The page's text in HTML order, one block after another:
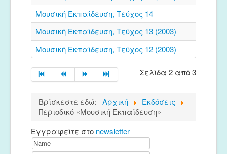
Μουσική Εκπαίδευση, Τεύχος 14
Μουσική Εκπαίδευση, Τεύχος 13 (2003)
Μουσική Εκπαίδευση, Τεύχος 12 (2003)
Σελίδα 2 από 3
Βρίσκεστε εδώ: Αρχική
Εκδόσεις
Περιοδικό «Μουσική Εκπαίδευση»
Εγγραφείτε στο newsletter